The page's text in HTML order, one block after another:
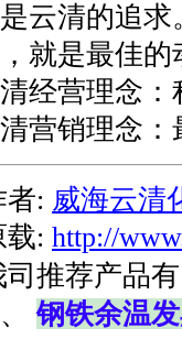
云清的追
就是最佳的
经营理念
营销理念
者: 威海云清
载: http://
司推荐产品
、钢铁余温